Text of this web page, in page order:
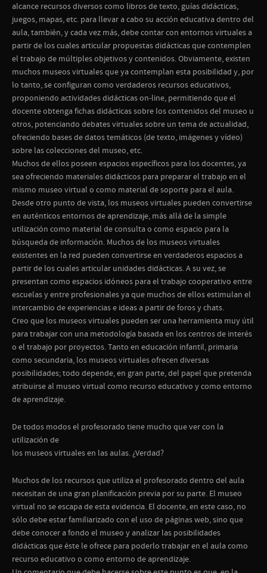
alcance recursos diversos como libros de texto, guías didácticas,
juegos, mapas, etc. para llevar a cabo su acción educativa dentro del
aula, también, y cada vez más, debe contar con entornos virtuales a
partir de los cuales articular propuestas didácticas que contemplen
el trabajo de múltiples objetivos y contenidos. Obviamente, existen
muchos museos virtuales que ya contemplan esta posibilidad y, por
lo tanto, se configuran como verdaderos recursos educativos,
proponiendo actividades didácticas on-line, permitiendo que el
docente obtenga fichas didácticas sobre los contenidos del museo u
otros, potenciando debates virtuales sobre un tema de actualidad,
ofreciendo bases de datos temáticos (de texto, imágenes y vídeo)
sobre las colecciones del museo, etc.
Muchos de ellos poseen espacios específicos para los docentes, ya
sea ofreciendo materiales didácticos para preparar el trabajo en el
mismo museo virtual o como material de soporte para el aula.
Desde otro punto de vista, los museos virtuales pueden convertirse
en auténticos entornos de aprendizaje, más allá de la simple
utilización como material de consulta o como espacio para la
búsqueda de información. Muchos de los museos virtuales
existentes en la red pueden convertirse en verdaderos espacios a
partir de los cuales articular unidades didácticas. A su vez, se
presentan como espacios idóneos para el trabajo cooperativo entre
escuelas y entre profesionales ya que muchos de ellos estimulan el
intercambio de experiencias e ideas a partir de foros y chats.
Creo que los museos virtuales pueden ser una herramienta muy útil
para trabajar con una metodología basada en los centros de interés
o el trabajo por proyectos. Tanto en educación infantil, primaria
como secundaria, los museos virtuales ofrecen diversas
posibilidades; todo depende, en gran parte, del papel que pretenda
atribuirse al museo virtual como recurso educativo y como entorno
de aprendizaje.
De todos modos el profesorado tiene mucho que ver con la
utilización de
los museos virtuales en las aulas. ¿Verdad?
Muchos de los recursos que utiliza el profesorado dentro del aula
necesitan de una gran planificación previa por su parte. El museo
virtual no se escapa de esta evidencia. El docente, en este caso, no
sólo debe estar familiarizado con el uso de páginas web, sino que
debe conocer a fondo el museo y analizar las posibilidades
didácticas que éste le ofrece para poderlo trabajar en el aula como
recurso educativo o como entorno de aprendizaje.